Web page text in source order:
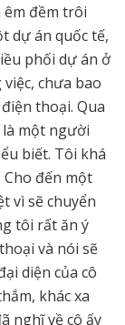
êm đềm trôi
dự án quốc tế,
phối dự án ở
chưa bao
thoại. Qua
là một người
biết. Tôi khá
Cho đến một
vì sẽ chuyển
tôi rất ăn ý
và nói sẽ
diện của cô
khác xa
nghĩ về cô ấy